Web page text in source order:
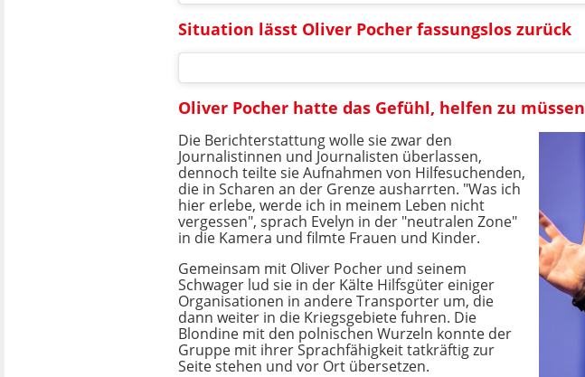
Situation lässt Oliver Pocher fassungslos zurück
Oliver Pocher hatte das Gefühl, helfen zu müssen
Die Berichterstattung wolle sie zwar den
Journalistinnen und Journalisten überlassen,
dennoch teilte sie Aufnahmen von Hilfesuchenden,
die in Scharen an der Grenze ausharrten. "Was ich
hier erlebe, werde ich in meinem Leben nicht
vergessen", sprach Evelyn in der "neutralen Zone"
in die Kamera und filmte Frauen und Kinder.
Gemeinsam mit Oliver Pocher und seinem
Schwager lud sie in der Kälte Hilfsgüter einiger
Organisationen in andere Transporter um, die
dann weiter in die Kriegsgebiete fuhren. Die
Blondine mit den polnischen Wurzeln konnte der
Gruppe mit ihrer Sprachfähigkeit tatkräftig zur
Seite stehen und vor Ort übersetzen.